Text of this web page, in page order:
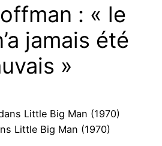
: « le
jamais été
»
Little Big Man (1970)